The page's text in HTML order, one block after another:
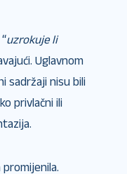
uzrokuje li
Uglavnom
sadržaji nisu bili
privlačni ili